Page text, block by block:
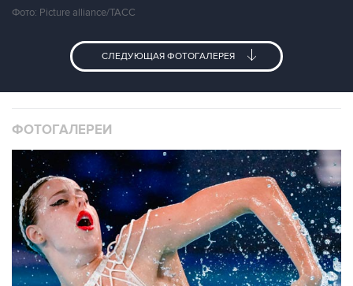
Фото: Picture alliance/ТАСС
СЛЕДУЮЩАЯ ФОТОГАЛЕРЕЯ
ФОТОГАЛЕРЕИ